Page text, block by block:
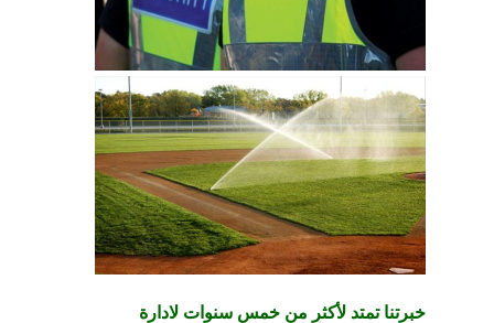
خبرتنا تمتد لأكثر من خمس سنوات لادارة